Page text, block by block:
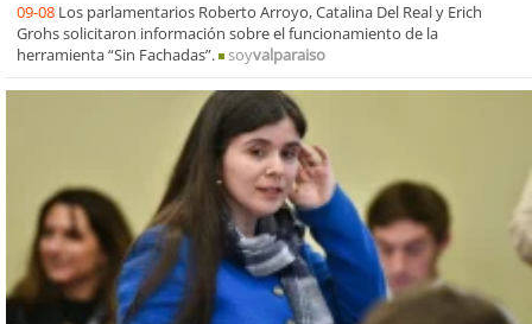
09-08 Los parlamentarios Roberto Arroyo, Catalina Del Real y Erich
Grohs solicitaron información sobre el funcionamiento de la
herramienta “Sin Fachadas”.
soyvalparaiso